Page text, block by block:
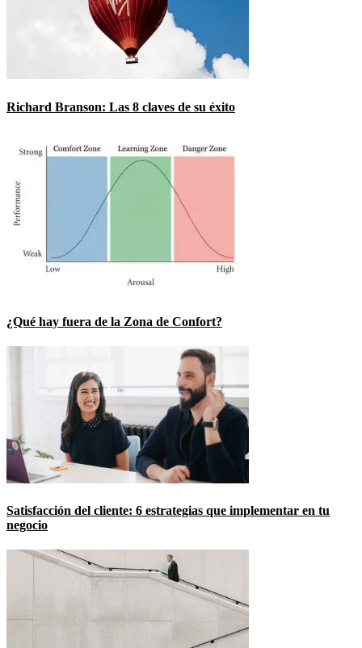
Richard Branson: Las 8 claves de su éxito
¿Qué hay fuera de la Zona de Confort?
Satisfacción del cliente: 6 estrategias que implementar en tu
negocio